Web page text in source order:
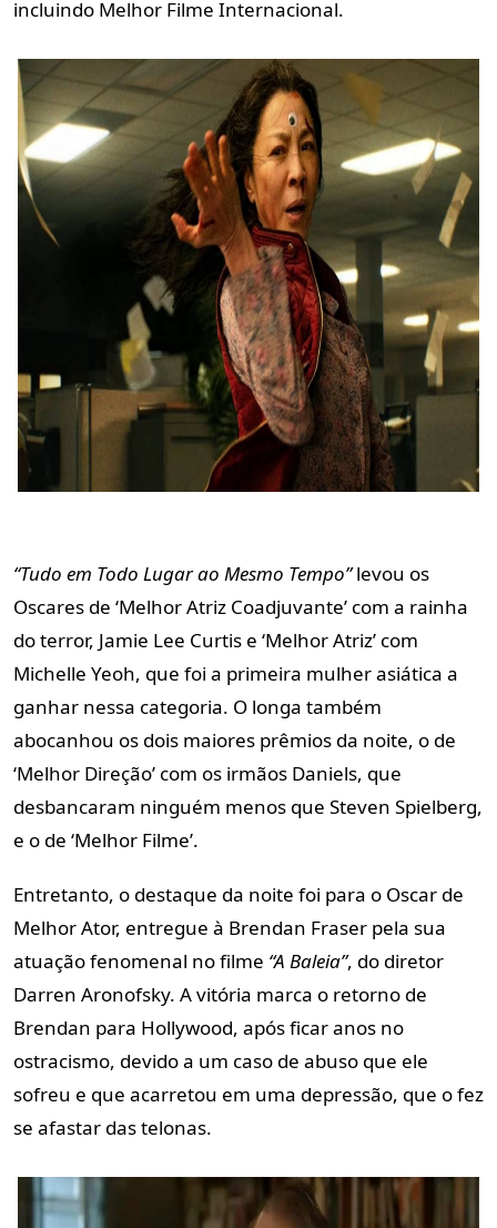
incluindo Melhor Filme Internacional.
“Tudo em Todo Lugar ao Mesmo Tempo”levou os
Oscares de ‘Melhor Atriz Coadjuvante’ com a rainha
do terror, Jamie Lee Curtis e ‘Melhor Atriz’ com
Michelle Yeoh, que foi a primeira mulher asiática a
ganhar nessa categoria. O longa também
abocanhou os dois maiores prêmios da noite, o de
‘Melhor Direção’ com os irmãos Daniels, que
desbancaram ninguém menos que Steven Spielberg,
e o de ‘Melhor Filme’.
Entretanto, o destaque da noite foi para o Oscar de
Melhor Ator, entregue à Brendan Fraser pela sua
atuação fenomenal no filme “A Baleia”, do diretor
Darren Aronofsky. A vitória marca o retorno de
Brendan para Hollywood, após ficar anos no
ostracismo, devido a um caso de abuso que ele
sofreu e que acarretou em uma depressão, que o fez
se afastar das telonas.